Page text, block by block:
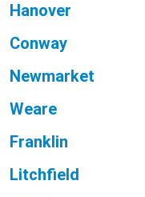
Hanover
Conway
Newmarket
Weare
Franklin
Litchfield